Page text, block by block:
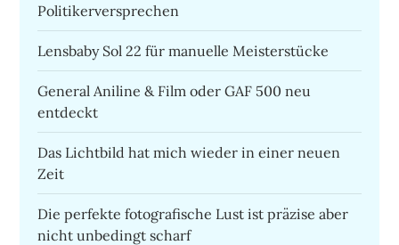
Politikerversprechen
Lensbaby Sol 22 für manuelle Meisterstücke
General Aniline & Film oder GAF 500 neu
entdeckt
Das Lichtbild hat mich wieder in einer neuen
Zeit
Die perfekte fotografische Lust ist präzise aber
nicht unbedingt scharf